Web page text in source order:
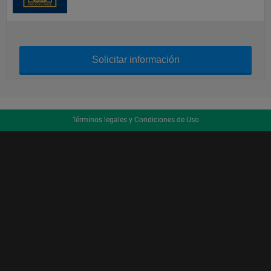
Solicitar información
Términos legales y Condiciones de Uso